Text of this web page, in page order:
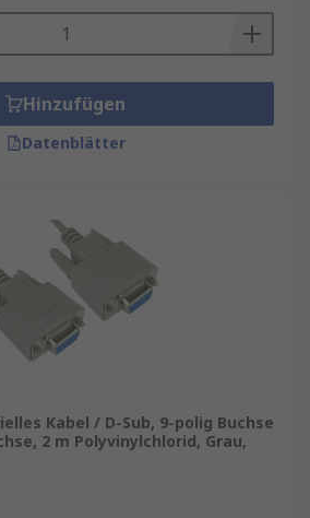
Hinzufügen
Datenblätter
Kabel / D-Sub, 9-polig Buchse
2 m Polyvinylchlorid, Grau,